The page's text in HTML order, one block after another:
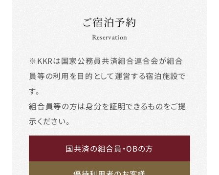
ご宿泊予約
Reservation
※KKRは国家公務員共済組合連合会が組合
員等の利用を目的として運営する宿泊施設で
す。
組合員等の方は身分を証明できるものをご提
示ください。
国共済の組合員・OBの方